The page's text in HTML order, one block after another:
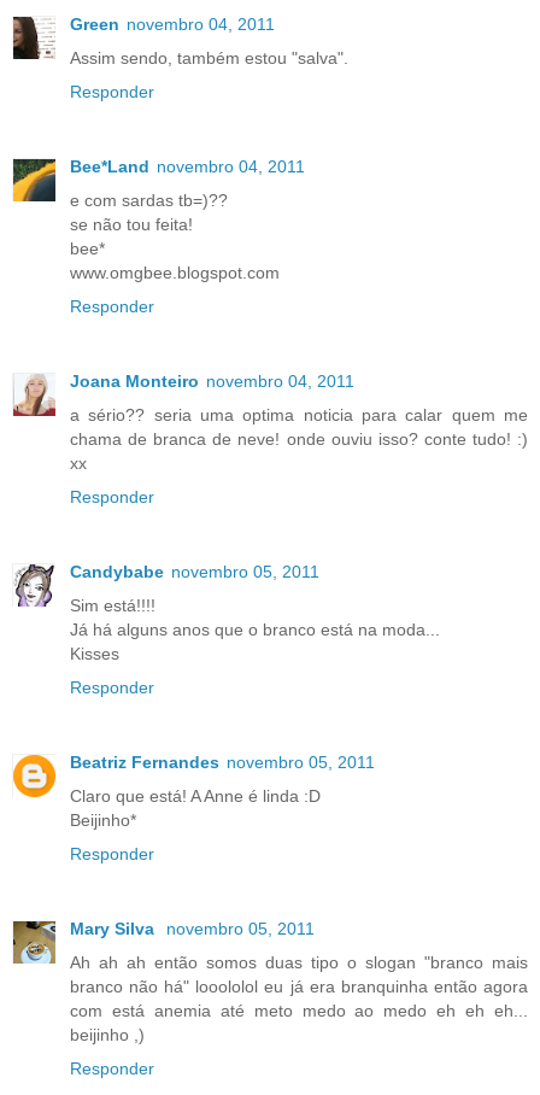
Green novembro 04, 2011
Assim sendo, também estou "salva".
Responder
Bee*Land novembro 04, 2011
e com sardas tb=)??
se não tou feita!
bee*
www.omgbee.blogspot.com
Responder
Joana Monteiro novembro 04, 2011
a sério?? seria uma optima noticia para calar quem me
chama de branca de neve! onde ouviu isso? conte tudo! :)
xx
Responder
Candybabe novembro 05, 2011
Sim está!!!!
Já há alguns anos que o branco está na moda...
Kisses
Responder
Beatriz Fernandes novembro 05, 2011
Claro que está! A Anne é linda :D
Beijinho*
Responder
Mary Silva
novembro 05, 2011
Ah ah ah então somos duas tipo o slogan "branco mais
branco não há" looololol eu já era branquinha então agora
com está anemia até meto medo ao medo eh eh eh...
beijinho ,)
Responder